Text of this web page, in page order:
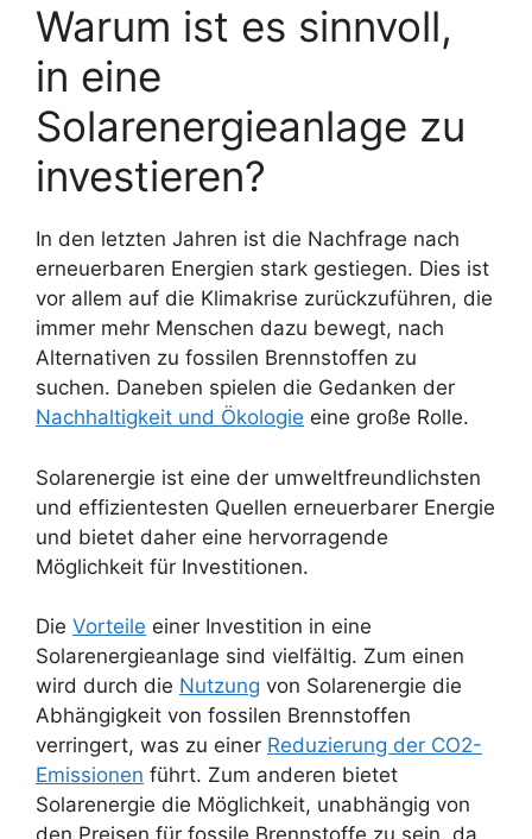
Warum ist es sinnvoll,
in eine
Solarenergieanlage zu
investieren?
In den letzten Jahren ist die Nachfrage nach
erneuerbaren Energien stark gestiegen. Dies ist
vor allem auf die Klimakrise zurückzuführen, die
immer mehr Menschen dazu bewegt, nach
Alternativen zu fossilen Brennstoffen zu
suchen. Daneben spielen die Gedanken der
Nachhaltigkeit und Ökologie eine große Rolle.
Solarenergie ist eine der umweltfreundlichsten
und effizientesten Quellen erneuerbarer Energie
und bietet daher eine hervorragende
Möglichkeit für Investitionen.
Die Vorteile einer Investition in eine
Solarenergieanlage sind vielfältig. Zum einen
wird durch die Nutzung von Solarenergie die
Abhängigkeit von fossilen Brennstoffen
verringert, was zu einer Reduzierung der CO2-
Emissionen führt. Zum anderen bietet
Solarenergie die Möglichkeit, unabhängig von